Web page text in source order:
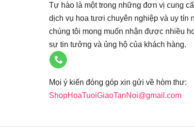
Tự hào là một trong những đơn vị cung
dịch vụ hoa tươi chuyên nghiệp và uy tín
chúng tôi mong muốn nhận được nhiều
sự tin tưởng và ủng hộ của khách hàng.
Mọi ý kiến đóng góp xin gửi về hòm thư:
ShopHoaTuoiGiaoTanNoi@gmail.com